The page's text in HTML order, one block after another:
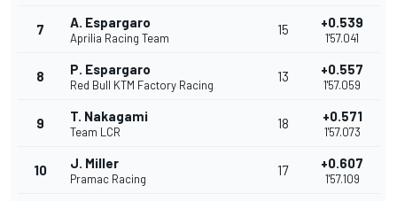
7 A. Espargaro
Aprilia Racing Team
15 +0.539
1'57.041
8 P. Espargaro
Red Bull KTM Factory Racing
13 +0.557
1'57.059
9 T. Nakagami
Team LCR
18 +0.571
1'57.073
10 J. Miller
Pramac Racing
17 +0.607
1'57.109